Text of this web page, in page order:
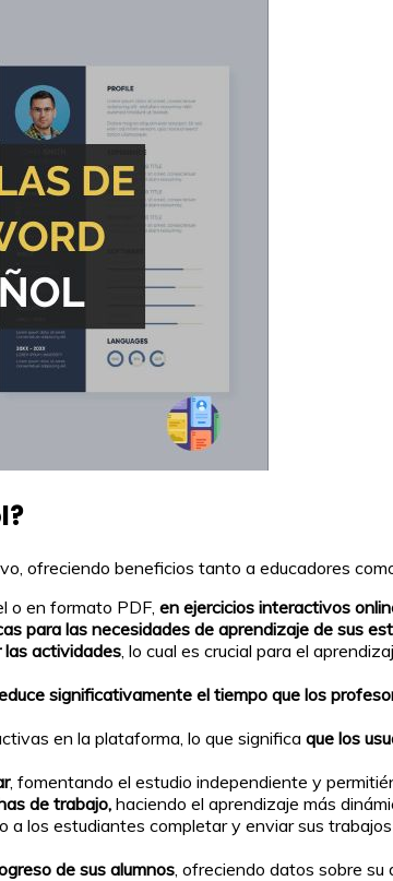
ofreciendo beneficios tanto a educadores
o en formato PDF, en ejercicios interactivos
para las necesidades de aprendizaje de sus
actividades , lo cual es crucial para el
significativamente el tiempo que los
en la plataforma, lo que significa que los
, fomentando el estudio independiente y
de trabajo,haciendo el aprendizaje más
a los estudiantes completar y enviar sus
de sus alumnos , ofreciendo datos sobre